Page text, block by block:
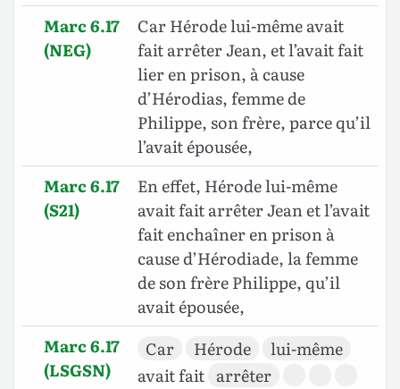
Marc 6.17
(NEG)
Car Hérode lui-même avait
fait arrêter Jean, et l’avait fait
lier en prison, à cause
d’Hérodias, femme de
Philippe, son frère, parce qu’il
l’avait épousée,
Marc 6.17
(S21)
En effet, Hérode lui-même
avait fait arrêter Jean et l’avait
fait enchaîner en prison à
cause d’Hérodiade, la femme
de son frère Philippe, qu’il
avait épousée,
Marc 6.17
(LSGSN)
Car Hérode
lui-même
avait fait arrêter